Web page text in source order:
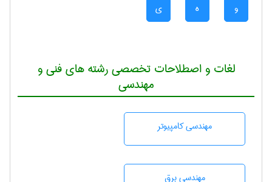
و ه ی
لغات و اصطلاحات تخصصی رشته های فنی و
مهندسی
مهندسی كامپيوتر
مهندسی برق